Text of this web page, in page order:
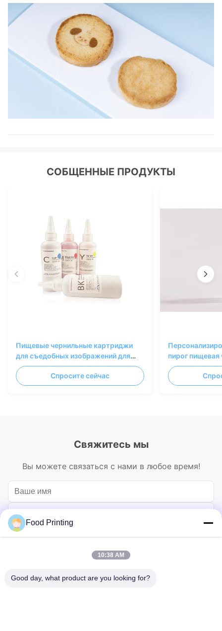
СОБЩЕННЫЕ ПРОДУКТЫ
Пищевые чернильные картриджи
для съедобных изображений для
выпечки и кондитерских изделий
Спросите сейчас
пирог пищевая
бумага циан
Свяжитесь мы
Вы можете связаться с нами в любое время!
Food Printing
10:38 AM
Good day, what product are you looking for?